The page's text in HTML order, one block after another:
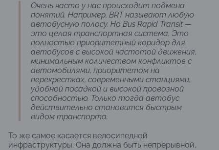
Очень часто у нас происходит подмена
понятий. Например, BRT называют любую
автобусную полосу. Но Bus Rapid Transit —
это целая транспортная система. Это
полностью приоритетный коридор для
автобусов с высокой частотой движения,
минимальным количеством конфликтов с
автомобилями, приоритетом на
перекрестках, современными станциями,
удобной посадкой и высокой провозной
способностью. Только тогда автобус
действительно становится быстрым
видом транспорта.
То же самое касается велосипедной
инфраструктуры. Она должна быть непрерывной,